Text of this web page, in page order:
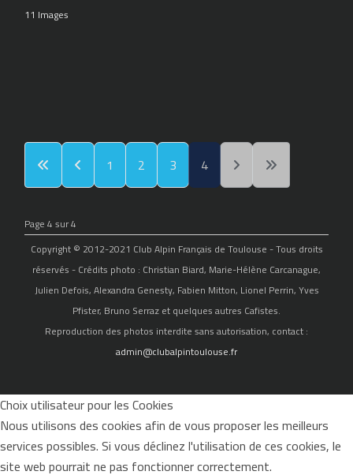
11 Images
1 2 3 4
Page 4 sur 4
Copyright © 2012-2021 Club Alpin Français de Toulouse - Tous droits
réservés - Crédits photo : Christian Biard, Marie-Hélène Carcanague,
Julien Defois, Alexandra Genesty, Fabien Mitton, Lionel Perrin, Yves
Pfister, Bruno Serraz et quelques autres Cafistes.
Reproduction des photos interdite sans autorisation, contact :
admin@clubalpintoulouse.fr
Choix utilisateur pour les Cookies
Nous utilisons des cookies afin de vous proposer les meilleurs
services possibles. Si vous déclinez l'utilisation de ces cookies, le
site web pourrait ne pas fonctionner correctement.